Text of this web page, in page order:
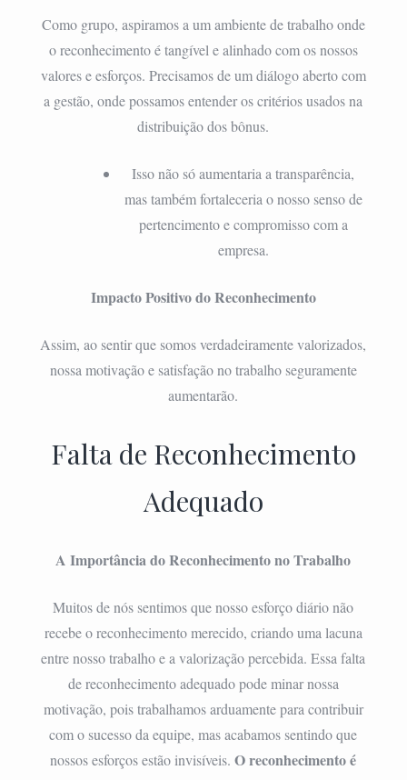
Como grupo, aspiramos a um ambiente de trabalho onde
o reconhecimento é tangível e alinhado com os nossos
valores e esforços. Precisamos de um diálogo aberto com
a gestão, onde possamos entender os critérios usados na
distribuição dos bônus.
Isso não só aumentaria a transparência,
mas também fortaleceria o nosso senso de
pertencimento e compromisso com a
empresa.
Impacto Positivo do Reconhecimento
Assim, ao sentir que somos verdadeiramente valorizados,
nossa motivação e satisfação no trabalho seguramente
aumentarão.
Falta de Reconhecimento
Adequado
A Importância do Reconhecimento no Trabalho
Muitos de nós sentimos que nosso esforço diário não
recebe o reconhecimento merecido, criando uma lacuna
entre nosso trabalho e a valorização percebida. Essa falta
de reconhecimento adequado pode minar nossa
motivação, pois trabalhamos arduamente para contribuir
com o sucesso da equipe, mas acabamos sentindo que
nossos esforços estão invisíveis.O reconhecimento é